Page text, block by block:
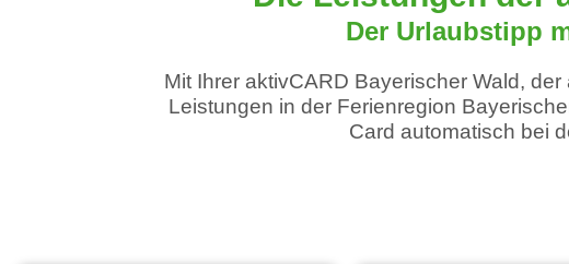
Der Urlaubstipp
Mit Ihrer aktivCARD Bayerischer Wald,
Leistungen in der Ferienregion
Card automatisch bei